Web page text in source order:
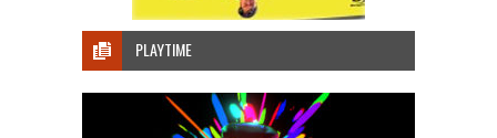
PLAYTIME